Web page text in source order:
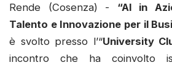
Rende (Cosenza) - “AI in
Talento e Innovazione per il
è svolto presso l’“University
incontro che ha coinvolto